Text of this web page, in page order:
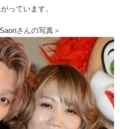
っています。
さんの写真＞